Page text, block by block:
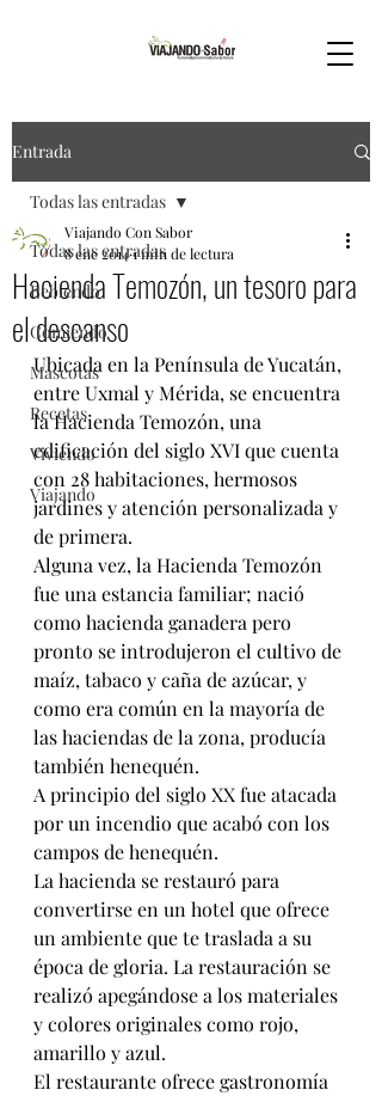
Entrada
Todas las entradas
Bebiendo
Comiendo
Mascotas
Recetas
Viviendo
Viajando
Todas las entradas
Hacienda Temozón, un tesoro para
el descanso
Viajando Con Sabor
8 ene 20141 min de lectura
Ubicada en la Península de Yucatán,
entre Uxmal y Mérida, se encuentra
la Hacienda Temozón, una
edificación del siglo XVI que cuenta
con 28 habitaciones, hermosos
jardines y atención personalizada y
de primera.
Alguna vez, la Hacienda Temozón
fue una estancia familiar; nació
como hacienda ganadera pero
pronto se introdujeron el cultivo de
maíz, tabaco y caña de azúcar, y
como era común en la mayoría de
las haciendas de la zona, producía
también henequén.
A principio del siglo XX fue atacada
por un incendio que acabó con los
campos de henequén.
La hacienda se restauró para
convertirse en un hotel que ofrece
un ambiente que te traslada a su
época de gloria. La restauración se
realizó apegándose a los materiales
y colores originales como rojo,
amarillo y azul.
El restaurante ofrece gastronomía